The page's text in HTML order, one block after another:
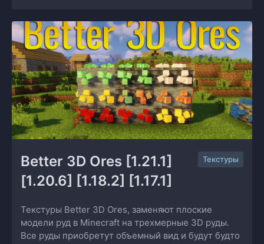
Better 3D Ores [1.21.1]
[1.20.6] [1.18.2] [1.17.1]
Текстуры
Текстуры Better 3D Ores, заменяют плоские
модели руд в Minecraft на трехмерные 3D руды.
Все руды приобретут объемный вид и будут будто